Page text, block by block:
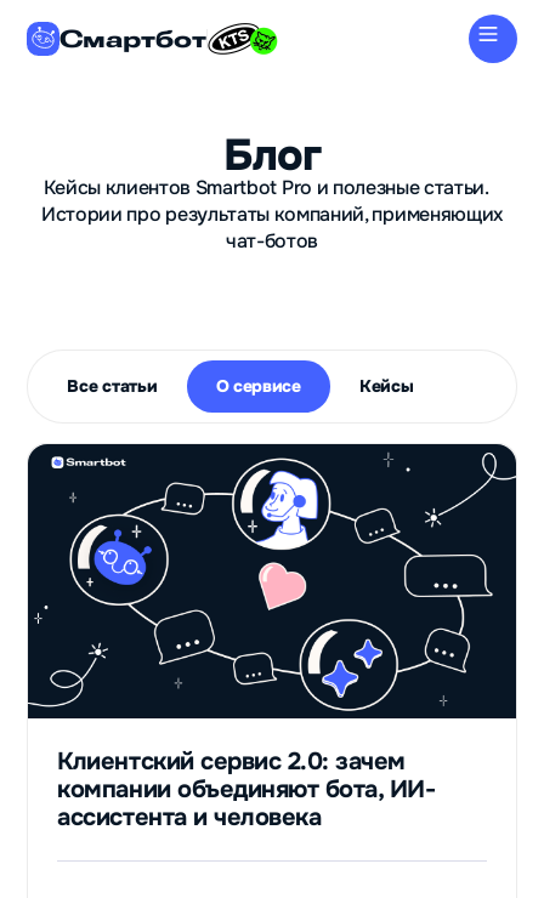
Смартбот
Блог
Кейсы клиентов Smartbot Pro и полезные статьи.
Истории про результаты компаний, применяющих
чат-ботов
Все статьи О сервисе Кейсы
Клиентский сервис 2.0: зачем
компании объединяют бота, ИИ-
ассистента и человека